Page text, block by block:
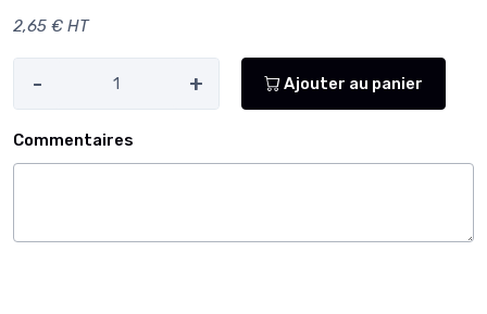
2,65 € HT
- + Ajouter au panier
Commentaires